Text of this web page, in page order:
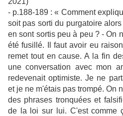
- p.188-189 : « Comment
soit pas sorti du purgatoire
en sont sortis peu à peu ? - On
été fusillé. Il faut avoir eu
remet tout en cause. A la fin
une conversation avec mon
redevenait optimiste. Je ne
et je ne m'étais pas trompé. On
des phrases tronquées et
de la loi sur lui. C'est comme